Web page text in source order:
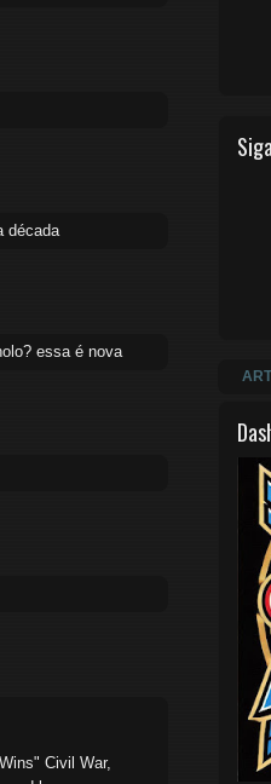
década
essa é nova
Civil War,